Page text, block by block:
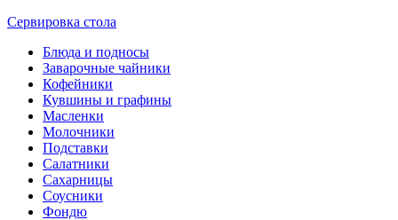
Сервировка стола
Блюда и подносы
Заварочные чайники
Кофейники
Кувшины и графины
Масленки
Молочники
Подставки
Салатники
Сахарницы
Соусники
Фондю